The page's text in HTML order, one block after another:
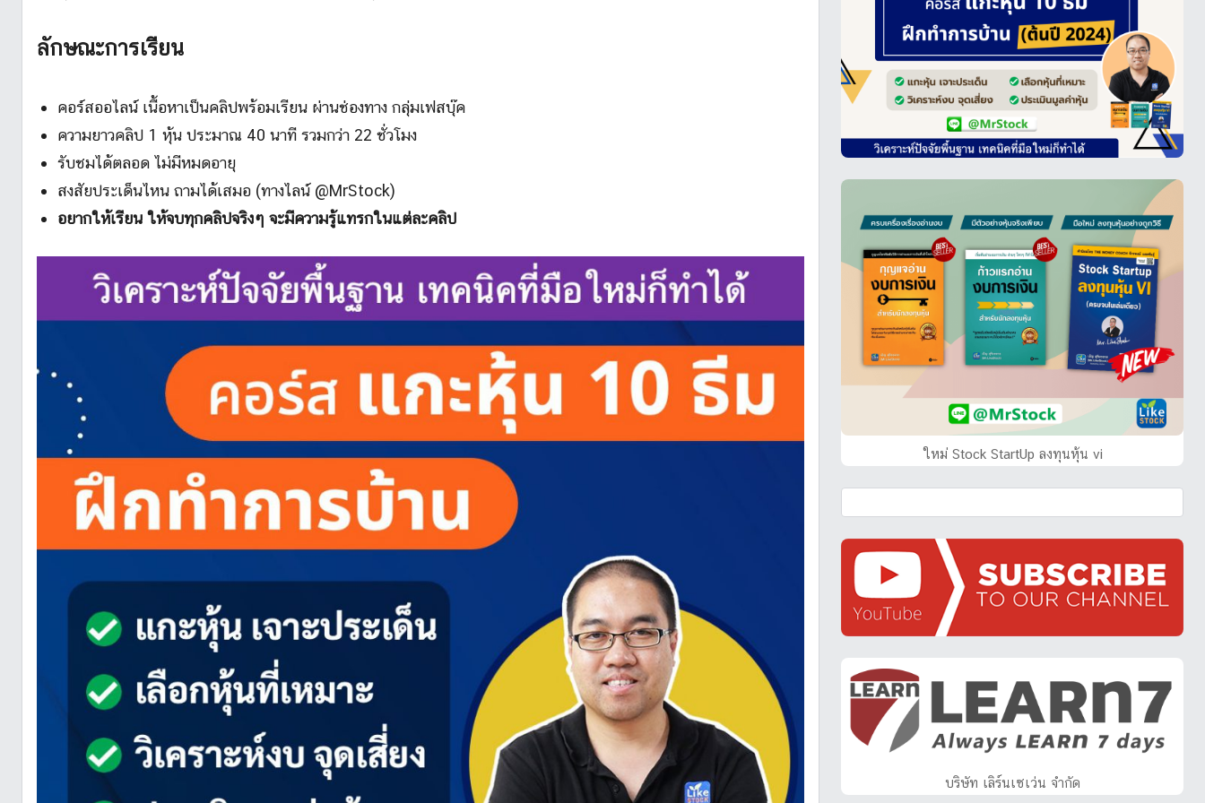
ลักษณะการเรียน
คอร์สออไลน์ เนื้อหาเป็นคลิปพร้อมเรียน ผ่านช่องทาง กลุ่มเฟสบุ๊ค
ความยาวคลิป 1 หุ้น ประมาณ 40 นาที รวมกว่า 22 ชั่วโมง
รับชมได้ตลอด ไม่มีหมดอายุ
สงสัยประเด็นไหน ถามได้เสมอ (ทางไลน์ @MrStock)
อยากให้เรียน ให้จบทุกคลิปจริงๆ จะมีความรู้แทรกในแต่ละคลิป
ใหม่ Stock StartUp ลงทุนหุ้น vi
บริษัท เลิร์นเซเว่น จำกัด